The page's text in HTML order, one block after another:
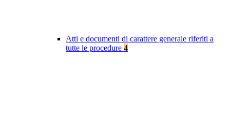
Atti e documenti di carattere generale riferiti a
tutte le procedure 4